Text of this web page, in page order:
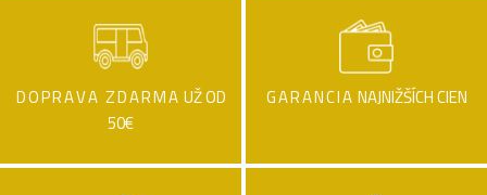
DOPRAVA ZDARMA UŽ OD
50€
GARANCIA NAJNIŽŠÍCH CIEN